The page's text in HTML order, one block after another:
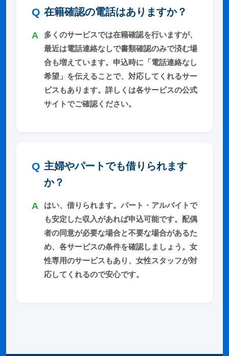
在籍確認の電話はありますか？
多くのサービスでは在籍確認を行いますが、
最近は電話連絡なしで書類確認のみで済む場
合も増えています。申込時に「電話連絡なし
希望」を伝えることで、対応してくれるサー
ビスもあります。詳しくは各サービスの公式
サイトでご確認ください。
主婦やパートでも借りられます
か？
はい、借りられます。パート・アルバイトで
も安定した収入があれば申込可能です。配偶
者の同意が必要な場合と不要な場合があるた
め、各サービスの条件を確認しましょう。女
性専用のサービスもあり、女性スタッフが対
応してくれるので安心です。